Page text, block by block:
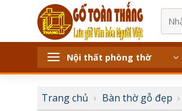
kiếm:
Nội thất phòng thờ
Trang chủ › Bàn thờ gỗ đẹp ›